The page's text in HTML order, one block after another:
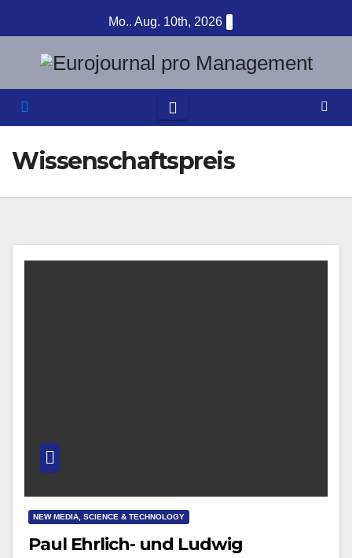
Inhalt
springen
Mo.. Aug. 10th, 2026
Wissenschaftspreis
NEW MEDIA, SCIENCE & TECHNOLOGY
Paul Ehrlich- und Ludwig